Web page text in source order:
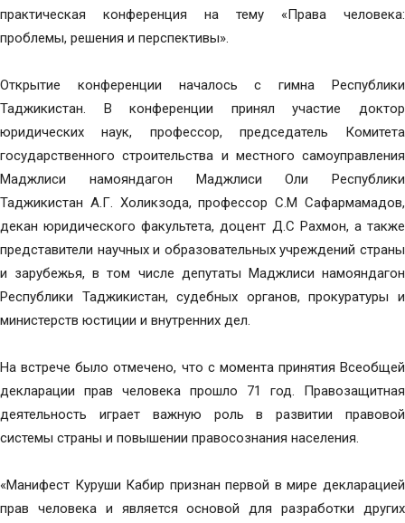
практическая конференция на тему «Права человека:
проблемы, решения и перспективы».
Открытие конференции началось с гимна Республики
Таджикистан. В конференции принял участие доктор
юридических наук, профессор, председатель Комитета
государственного строительства и местного самоуправления
Маджлиси намояндагон Маджлиси Оли Республики
Таджикистан А.Г. Холикзода, профессор С.М Сафармамадов,
декан юридического факультета, доцент Д.С Рахмон, а также
представители научных и образовательных учреждений страны
и зарубежья, в том числе депутаты Маджлиси намояндагон
Республики Таджикистан, судебных органов, прокуратуры и
министерств юстиции и внутренних дел.
На встрече было отмечено, что с момента принятия Всеобщей
декларации прав человека прошло 71 год. Правозащитная
деятельность играет важную роль в развитии правовой
системы страны и повышении правосознания населения.
«Манифест Куруши Кабир признан первой в мире декларацией
прав человека и является основой для разработки других